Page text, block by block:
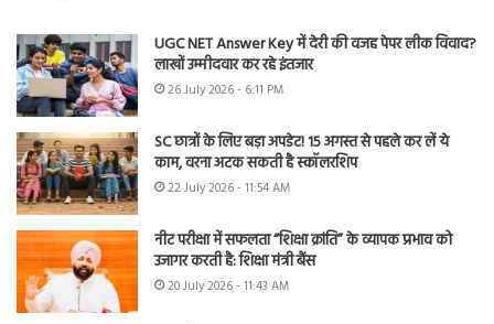
UGC NET Answer Key में देरी की वजह पेपर लीक विवाद?
लाखों उम्मीदवार कर रहे इंतजार
26 July 2026 - 6:11 PM
SC छात्रों के लिए बड़ा अपडेट! 15 अगस्त से पहले कर लें ये
काम, वरना अटक सकती है स्कॉलरशिप
22 July 2026 - 11:54 AM
नीट परीक्षा में सफलता “शिक्षा क्रांति” के व्यापक प्रभाव को
उजागर करती है: शिक्षा मंत्री बैंस
20 July 2026 - 11:43 AM